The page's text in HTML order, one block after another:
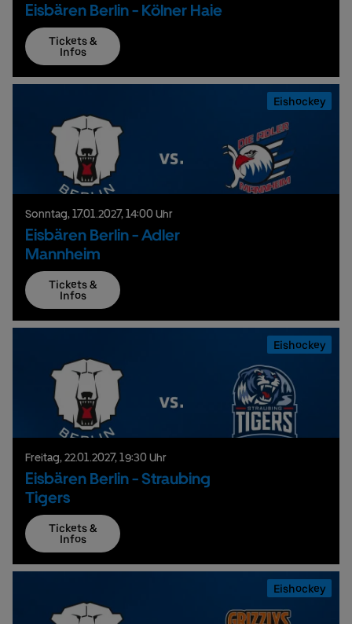
Eisbären Berlin - Kölner Haie
Tickets &
Infos
Eishockey
Sonntag,17.01.2027,14:00 Uhr
Eisbären Berlin - Adler
Mannheim
Tickets &
Infos
Eishockey
Freitag,22.01.2027,19:30 Uhr
Eisbären Berlin - Straubing
Tigers
Tickets &
Infos
Eishockey